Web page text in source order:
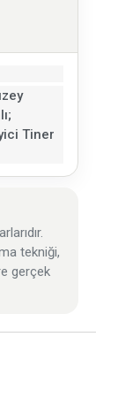
Tiner
tekniği,
gerçek